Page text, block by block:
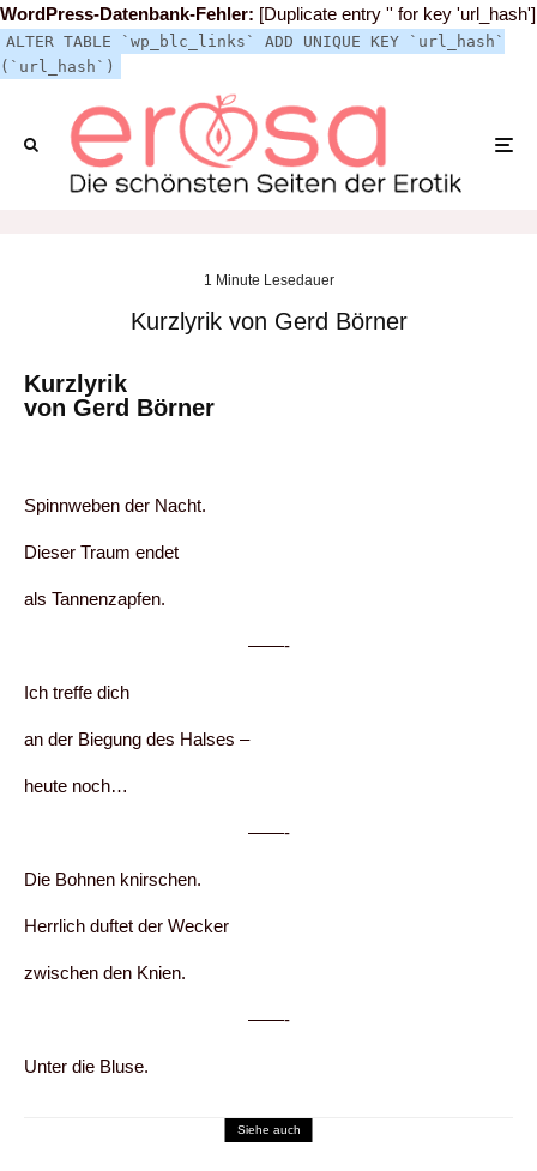
WordPress-Datenbank-Fehler: [Duplicate entry '' for key 'url_hash']
ALTER TABLE `wp_blc_links` ADD UNIQUE KEY `url_hash`
(`url_hash`)
1 Minute Lesedauer
Kurzlyrik von Gerd Börner
Kurzlyrik
von Gerd Börner
Spinnweben der Nacht.
Dieser Traum endet
als Tannenzapfen.
——-
Ich treffe dich
an der Biegung des Halses –
heute noch…
——-
Die Bohnen knirschen.
Herrlich duftet der Wecker
zwischen den Knien.
——-
Unter die Bluse.
Siehe auch